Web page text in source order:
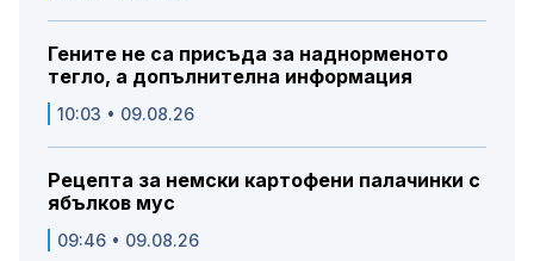
Гените не са присъда за наднорменото
тегло, а допълнителна информация
10:03 • 09.08.26
Рецепта за немски картофени палачинки с
ябълков мус
09:46 • 09.08.26